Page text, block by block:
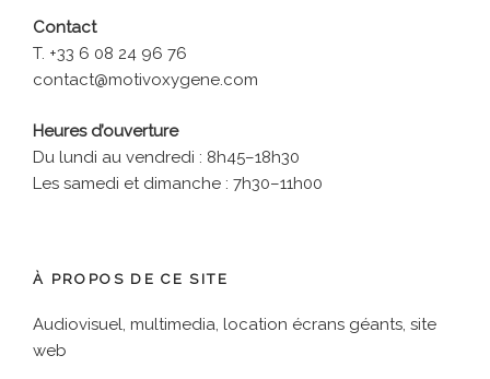
Contact
T. +33 6 08 24 96 76
contact@motivoxygene.com
Heures d’ouverture
Du lundi au vendredi : 8h45–18h30
Les samedi et dimanche : 7h30–11h00
À PROPOS DE CE SITE
Audiovisuel, multimedia, location écrans géants, site
web